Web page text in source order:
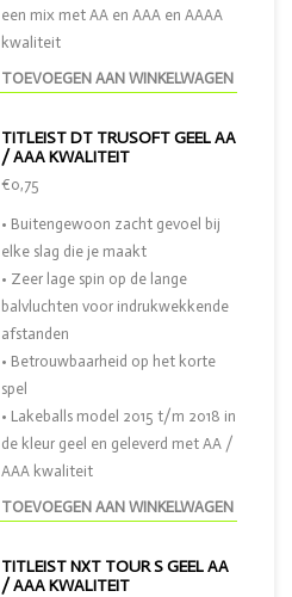
TOEVOEGEN AAN WINKELWAGEN
een mix met AA en AAA en AAAA
kwaliteit
TITLEIST DT TRUSOFT GEEL AA
/ AAA KWALITEIT
TOEVOEGEN AAN WINKELWAGEN
€0,75
• Buitengewoon zacht gevoel bij
elke slag die je maakt
• Zeer lage spin op de lange
balvluchten voor indrukwekkende
afstanden
• Betrouwbaarheid op het korte
spel
• Lakeballs model 2015 t/m 2018 in
de kleur geel en geleverd met AA /
AAA kwaliteit
TITLEIST NXT TOUR S GEEL AA
/ AAA KWALITEIT